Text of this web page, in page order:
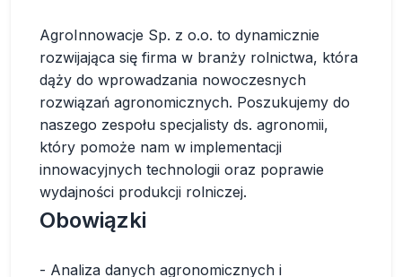
AgroInnowacje Sp. z o.o. to dynamicznie
rozwijająca się firma w branży rolnictwa, która
dąży do wprowadzania nowoczesnych
rozwiązań agronomicznych. Poszukujemy do
naszego zespołu specjalisty ds. agronomii,
który pomoże nam w implementacji
innowacyjnych technologii oraz poprawie
wydajności produkcji rolniczej.
Obowiązki
- Analiza danych agronomicznych i